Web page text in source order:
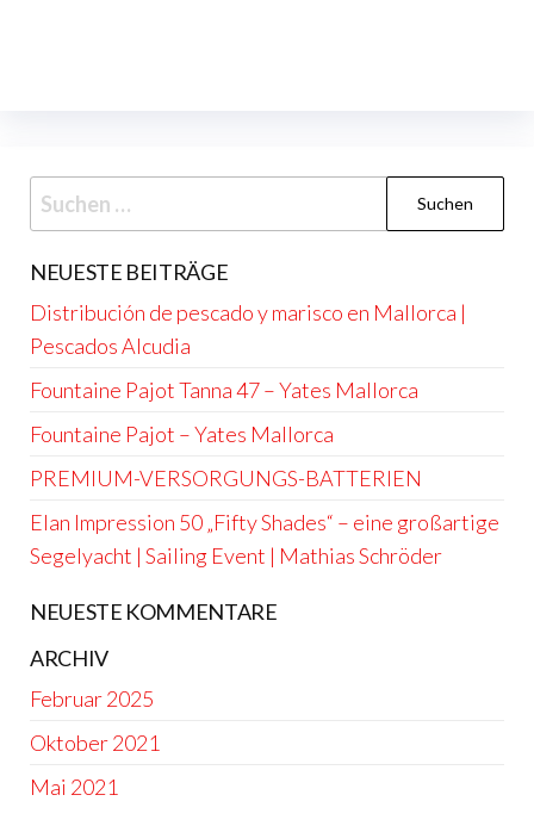
Suchen
nach:
NEUESTE BEITRÄGE
Distribución de pescado y marisco en Mallorca |
Pescados Alcudia
Fountaine Pajot Tanna 47 – Yates Mallorca
Fountaine Pajot – Yates Mallorca
PREMIUM-VERSORGUNGS-BATTERIEN
Elan Impression 50 „Fifty Shades“ – eine großartige
Segelyacht | Sailing Event | Mathias Schröder
NEUESTE KOMMENTARE
ARCHIV
Februar 2025
Oktober 2021
Mai 2021